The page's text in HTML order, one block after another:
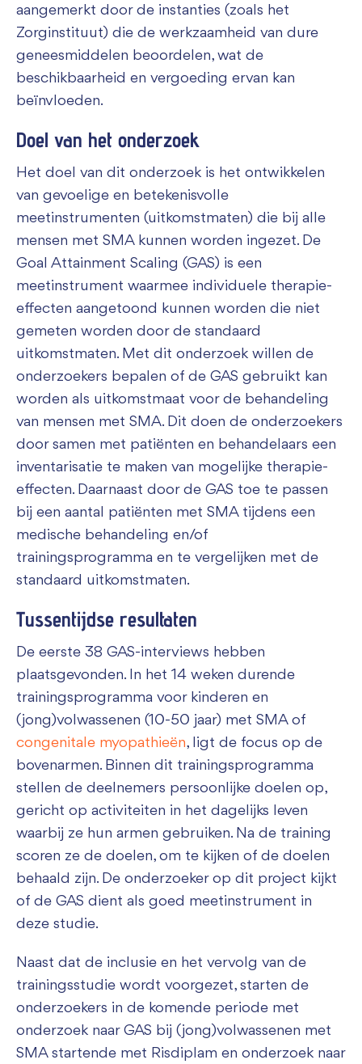
aangemerkt door de instanties (zoals het
Zorginstituut) die de werkzaamheid van dure
geneesmiddelen beoordelen, wat de
beschikbaarheid en vergoeding ervan kan
beïnvloeden.
Doel van het onderzoek
Het doel van dit onderzoek is het ontwikkelen
van gevoelige en betekenisvolle
meetinstrumenten (uitkomstmaten) die bij alle
mensen met SMA kunnen worden ingezet. De
Goal Attainment Scaling (GAS) is een
meetinstrument waarmee individuele therapie-
effecten aangetoond kunnen worden die niet
gemeten worden door de standaard
uitkomstmaten. Met dit onderzoek willen de
onderzoekers bepalen of de GAS gebruikt kan
worden als uitkomstmaat voor de behandeling
van mensen met SMA. Dit doen de onderzoekers
door samen met patiënten en behandelaars een
inventarisatie te maken van mogelijke therapie-
effecten. Daarnaast door de GAS toe te passen
bij een aantal patiënten met SMA tijdens een
medische behandeling en/of
trainingsprogramma en te vergelijken met de
standaard uitkomstmaten.
Tussentijdse resultaten
De eerste 38 GAS-interviews hebben
plaatsgevonden. In het 14 weken durende
trainingsprogramma voor kinderen en
(jong)volwassenen (10-50 jaar) met SMA of
congenitale myopathieën, ligt de focus op de
bovenarmen. Binnen dit trainingsprogramma
stellen de deelnemers persoonlijke doelen op,
gericht op activiteiten in het dagelijks leven
waarbij ze hun armen gebruiken. Na de training
scoren ze de doelen, om te kijken of de doelen
behaald zijn. De onderzoeker op dit project kijkt
of de GAS dient als goed meetinstrument in
deze studie.
Naast dat de inclusie en het vervolg van de
trainingsstudie wordt voorgezet, starten de
onderzoekers in de komende periode met
onderzoek naar GAS bij (jong)volwassenen met
SMA startende met Risdiplam en onderzoek naar